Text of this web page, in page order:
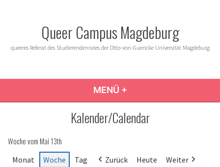
Queer Campus Magdeburg
queeres Referat des Studierendenrates der Otto-von-Guericke Universität Magdeburg
MENÜ +
Kalender/Calendar
Woche vom Mai 13th
Monat Woche Tag Zurück Heute Weiter